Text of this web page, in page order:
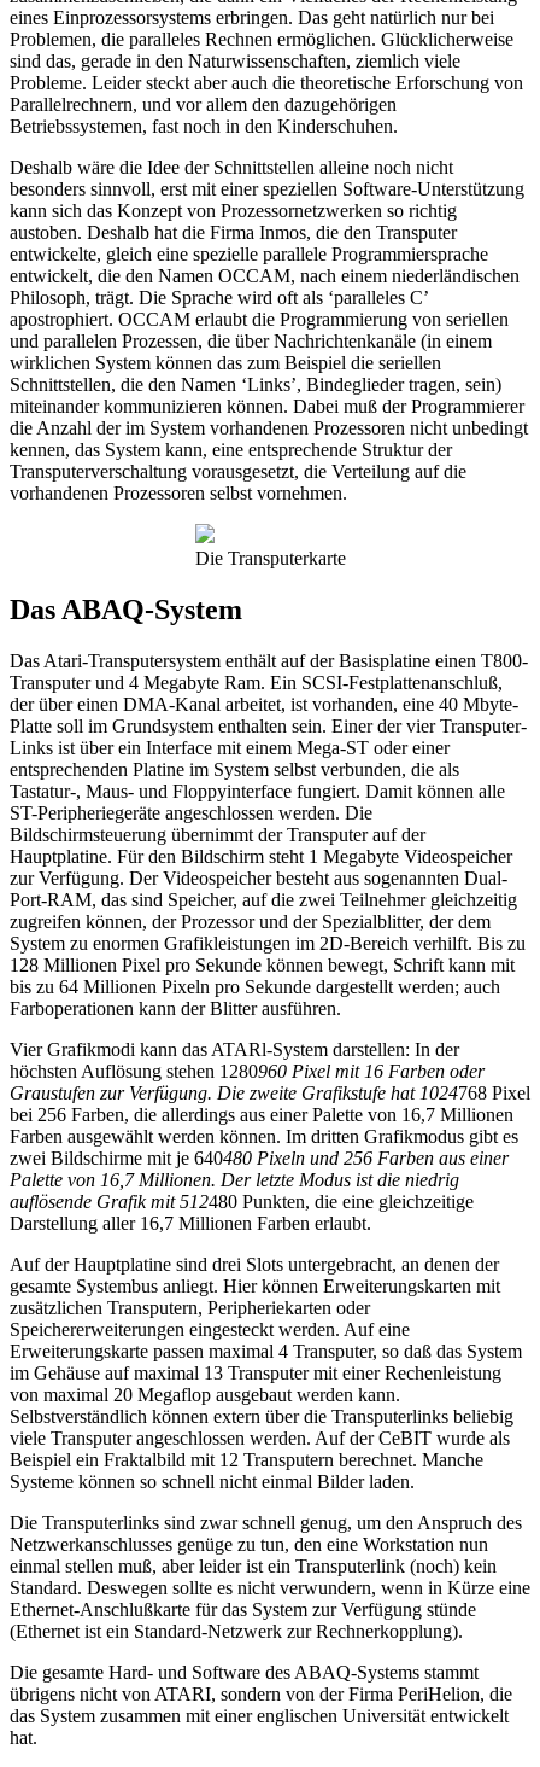
eines Einprozessorsystems erbringen. Das geht natürlich nur bei
Problemen, die paralleles Rechnen ermöglichen. Glücklicherweise
sind das, gerade in den Naturwissenschaften, ziemlich viele
Probleme. Leider steckt aber auch die theoretische Erforschung von
Parallelrechnern, und vor allem den dazugehörigen
Betriebssystemen, fast noch in den Kinderschuhen.
Deshalb wäre die Idee der Schnittstellen alleine noch nicht
besonders sinnvoll, erst mit einer speziellen Software-Unterstützung
kann sich das Konzept von Prozessornetzwerken so richtig
austoben. Deshalb hat die Firma Inmos, die den Transputer
entwickelte, gleich eine spezielle parallele Programmiersprache
entwickelt, die den Namen OCCAM, nach einem niederländischen
Philosoph, trägt. Die Sprache wird oft als ‘paralleles C’
apostrophiert. OCCAM erlaubt die Programmierung von seriellen
und parallelen Prozessen, die über Nachrichtenkanäle (in einem
wirklichen System können das zum Beispiel die seriellen
Schnittstellen, die den Namen ‘Links’, Bindeglieder tragen, sein)
miteinander kommunizieren können. Dabei muß der Programmierer
die Anzahl der im System vorhandenen Prozessoren nicht unbedingt
kennen, das System kann, eine entsprechende Struktur der
Transputerverschaltung vorausgesetzt, die Verteilung auf die
vorhandenen Prozessoren selbst vornehmen.
Die Transputerkarte
Das ABAQ-System
Das Atari-Transputersystem enthält auf der Basisplatine einen T800-
Transputer und 4 Megabyte Ram. Ein SCSI-Festplattenanschluß,
der über einen DMA-Kanal arbeitet, ist vorhanden, eine 40 Mbyte-
Platte soll im Grundsystem enthalten sein. Einer der vier Transputer-
Links ist über ein Interface mit einem Mega-ST oder einer
entsprechenden Platine im System selbst verbunden, die als
Tastatur-, Maus- und Floppyinterface fungiert. Damit können alle
ST-Peripheriegeräte angeschlossen werden. Die
Bildschirmsteuerung übernimmt der Transputer auf der
Hauptplatine. Für den Bildschirm steht 1 Megabyte Videospeicher
zur Verfügung. Der Videospeicher besteht aus sogenannten Dual-
Port-RAM, das sind Speicher, auf die zwei Teilnehmer gleichzeitig
zugreifen können, der Prozessor und der Spezialblitter, der dem
System zu enormen Grafikleistungen im 2D-Bereich verhilft. Bis zu
128 Millionen Pixel pro Sekunde können bewegt, Schrift kann mit
bis zu 64 Millionen Pixeln pro Sekunde dargestellt werden; auch
Farboperationen kann der Blitter ausführen.
Vier Grafikmodi kann das ATARl-System darstellen: In der
höchsten Auflösung stehen 1280960 Pixel mit 16 Farben oder
Graustufen zur Verfügung. Die zweite Grafikstufe hat 1024768 Pixel
bei 256 Farben, die allerdings aus einer Palette von 16,7 Millionen
Farben ausgewählt werden können. Im dritten Grafikmodus gibt es
zwei Bildschirme mit je 640480 Pixeln und 256 Farben aus einer
Palette von 16,7 Millionen. Der letzte Modus ist die niedrig
auflösende Grafik mit 512480 Punkten, die eine gleichzeitige
Darstellung aller 16,7 Millionen Farben erlaubt.
Auf der Hauptplatine sind drei Slots untergebracht, an denen der
gesamte Systembus anliegt. Hier können Erweiterungskarten mit
zusätzlichen Transputern, Peripheriekarten oder
Speichererweiterungen eingesteckt werden. Auf eine
Erweiterungskarte passen maximal 4 Transputer, so daß das System
im Gehäuse auf maximal 13 Transputer mit einer Rechenleistung
von maximal 20 Megaflop ausgebaut werden kann.
Selbstverständlich können extern über die Transputerlinks beliebig
viele Transputer angeschlossen werden. Auf der CeBIT wurde als
Beispiel ein Fraktalbild mit 12 Transputern berechnet. Manche
Systeme können so schnell nicht einmal Bilder laden.
Die Transputerlinks sind zwar schnell genug, um den Anspruch des
Netzwerkanschlusses genüge zu tun, den eine Workstation nun
einmal stellen muß, aber leider ist ein Transputerlink (noch) kein
Standard. Deswegen sollte es nicht verwundern, wenn in Kürze eine
Ethernet-Anschlußkarte für das System zur Verfügung stünde
(Ethernet ist ein Standard-Netzwerk zur Rechnerkopplung).
Die gesamte Hard- und Software des ABAQ-Systems stammt
übrigens nicht von ATARI, sondern von der Firma PeriHelion, die
das System zusammen mit einer englischen Universität entwickelt
hat.